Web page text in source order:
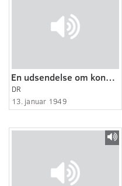
En udsendelse om kongen
DR
13. januar 1949